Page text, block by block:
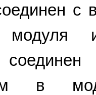
с
модуля
в